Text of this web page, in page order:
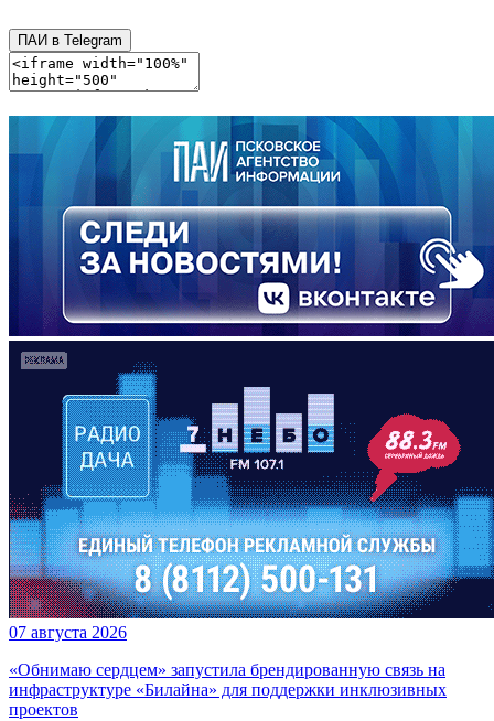
ПАИ в Telegram
07 августа 2026
«Обнимаю сердцем» запустила брендированную связь на
инфраструктуре «Билайна» для поддержки инклюзивных
проектов